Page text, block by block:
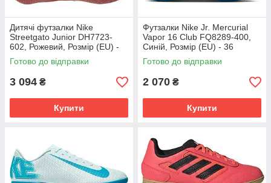
Дитячі футзалки Nike
Streetgato Junior DH7723-
602, Рожевий, Розмір (EU) -
33
Готово до відправки
3 094 ₴
Купити
Футзалки Nike Jr. Mercurial
Vapor 16 Club FQ8289-400,
Синій, Розмір (EU) - 36
Готово до відправки
2 070 ₴
Купити